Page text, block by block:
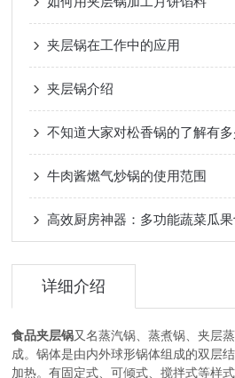
夹层锅在工作中的应用
夹层锅介绍
不知道大家对松香锅的了解有
牛肉酱燃气炒锅的使用范围
详细介绍
食品夹层锅又名蒸汽锅、蒸煮锅、夹层
成。锅体是由内外球形锅体组成的双层
加热。有固定式、可倾式、搅拌式等样